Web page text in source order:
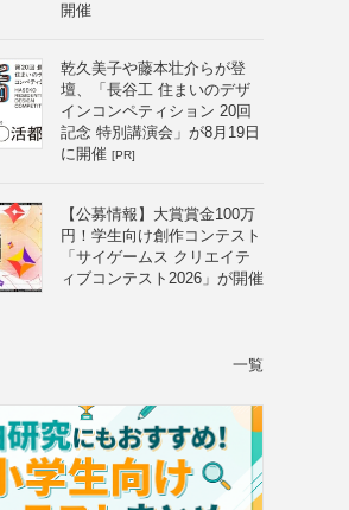
開催
乾久美子や藤本壮介らが登
壇、「長谷工 住まいのデザ
インコンペティション 20回
記念 特別講演会」が8月19日
に開催 [PR]
【公募情報】大賞賞金100万
円！学生向け創作コンテスト
「サイゲームス クリエイテ
ィブコンテスト2026」が開催
一覧